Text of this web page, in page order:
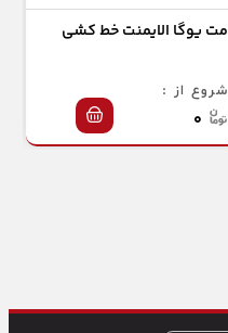
مت یوگا الایمنت خط کشی
شروع از :